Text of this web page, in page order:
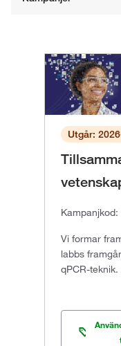
Utgår:
Kampanjkod:
Vi formar
labbs
qPCR-teknik.